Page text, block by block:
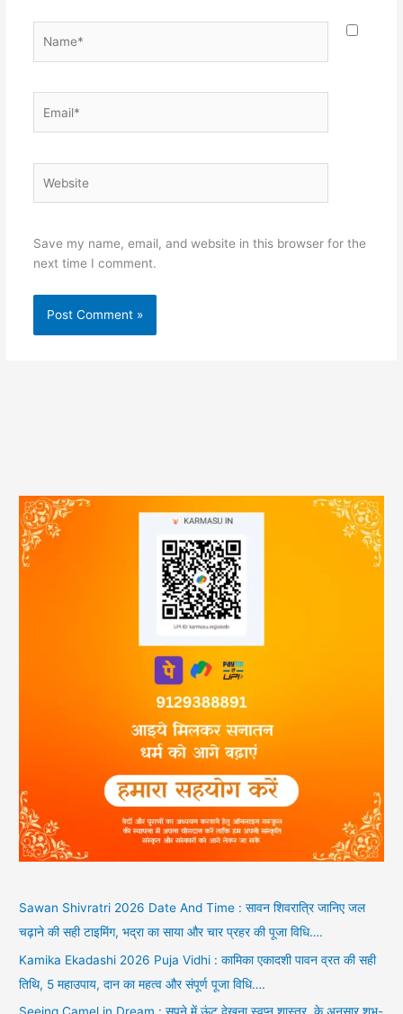
Save my name, email, and website in this browser for the
next time I comment.
Sawan Shivratri 2026 Date And Time : सावन शिवरात्रि जानिए जल
चढ़ाने की सही टाइमिंग, भद्रा का साया और चार प्रहर की पूजा विधि….
Kamika Ekadashi 2026 Puja Vidhi : कामिका एकादशी पावन व्रत की सही
तिथि, 5 महाउपाय, दान का महत्व और संपूर्ण पूजा विधि….